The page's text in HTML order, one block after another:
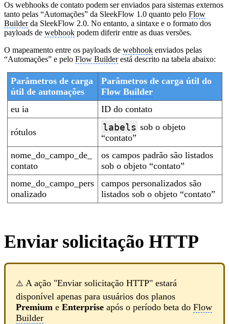
Os webhooks de contato podem ser enviados para sistemas externos
tanto pelas “Automações” da SleekFlow 1.0 quanto pelo Flow
Builderda SleekFlow 2.0. No entanto, a sintaxe e o formato dos
payloads de webhook podem diferir entre as duas versões.
O mapeamento entre os payloads de webhook enviados pelas
“Automações” e pelo Flow Builderestá descrito na tabela abaixo:
Parâmetros de carga
útil de automações
Parâmetros de carga útil do
Flow Builder
eu ia
ID do contato
rótulos labels sob o objeto
“contato”
nome_do_campo_de_
contato
os campos padrão são listados
sob o objeto “contato”
nome_do_campo_pers
onalizado
campos personalizados são
listados sob o objeto “contato”
Enviar solicitação HTTP
⚠️ A ação "Enviar solicitação HTTP" estará
disponível apenas para usuários dos planos
Premium e Enterprise após o período beta do Flow
Builder